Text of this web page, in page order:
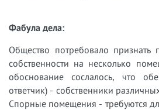
Фабула дела:
Общество потребовало
собственности на несколько
обоснование сослалось, что
ответчик) - собственники
Спорные помещения - требуются